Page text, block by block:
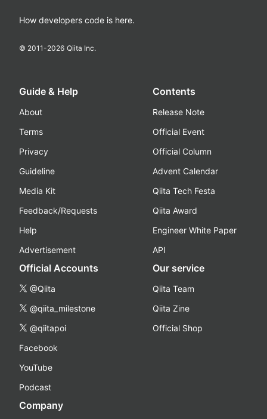
How developers code is here.
© 2011-2026 Qiita Inc.
Guide & Help
About
Terms
Privacy
Guideline
Media Kit
Feedback/Requests
Help
Advertisement
Contents
Release Note
Official Event
Official Column
Advent Calendar
Qiita Tech Festa
Qiita Award
Engineer White Paper
API
Official Accounts
@Qiita
@qiita_milestone
@qiitapoi
Facebook
YouTube
Podcast
Our service
Qiita Team
Qiita Zine
Official Shop
Company